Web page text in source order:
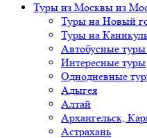
Туры из Москвы из
Туры на Новый
Туры на
Автобусные
Интересные туры
Однодневные
Адыгея
Алтай
Архангельск,
Астрахань